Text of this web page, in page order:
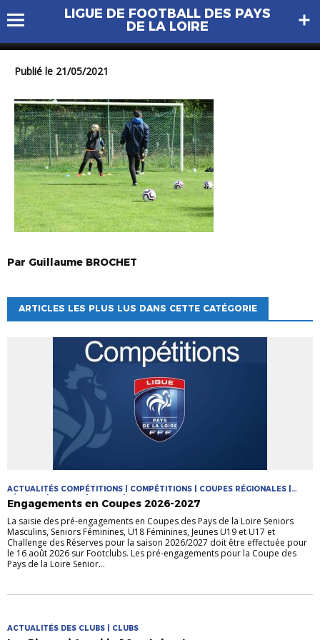
LIGUE DE FOOTBALL DES PAYS
DE LA LOIRE
DSC_0818
Publié le 21/05/2021
Par Guillaume BROCHET
ARTICLES LES PLUS LUS DANS CETTE CATÉGORIE
ACTUALITÉS COMPÉTITIONS | COMPÉTITIONS | COUPES RÉGIONALES |
FÉMININE | FUTSAL | JEUNES | MASCULIN
Engagements en Coupes 2026-2027
La saisie des pré-engagements en Coupes des Pays de la Loire Seniors
Masculins, Seniors Féminines, U18 Féminines, Jeunes U19 et U17 et
Challenge des Réserves pour la saison 2026/2027 doit être effectuée pour
le 16 août 2026 sur Footclubs. Les pré-engagements pour la Coupe des
Pays de la Loire Senior...
ACTUALITÉS DES CLUBS | CLUBS